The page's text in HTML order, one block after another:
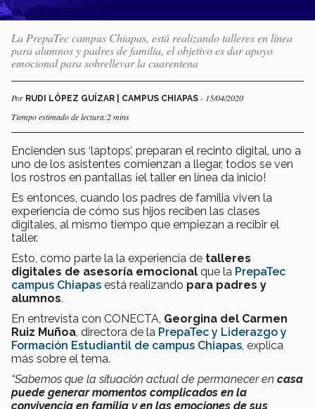
La PrepaTec campus Chiapas, está realizando talleres en línea
para alumnos y padres de familia, el objetivo es dar apoyo
emocional para sobrellevar la cuarentena
Por RUDI LÓPEZ GUÍZAR | CAMPUS CHIAPAS - 15/04/2020
Tiempo estimado de lectura:2 mins
Encienden sus ‘laptops’, preparan el recinto digital, uno a
uno de los asistentes comienzan a llegar, todos se ven
los rostros en pantallas ¡el taller en línea da inicio!
Es entonces, cuando los padres de familia viven la
experiencia de cómo sus hijos reciben las clases
digitales, al mismo tiempo que empiezan a recibir el
taller.
Esto, como parte la la experiencia de talleres
digitales de asesoría emocional que la PrepaTec
campus Chiapas está realizando para padres y
alumnos.
En entrevista con CONECTA, Georgina del Carmen
Ruiz Muñoa , directora de la PrepaTec y Liderazgo y
Formación Estudiantil de campus Chiapas , explica
más sobre el tema.
“Sabemos que la situación actual de permanecer en casa
puede generar momentos complicados en la
convivencia en familia y en las emociones de sus